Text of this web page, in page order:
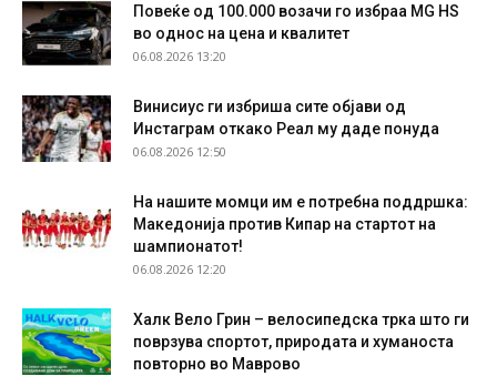
Повеќе од 100.000 возачи го избраа MG HS
во однос на цена и квалитет
06.08.2026 13:20
Винисиус ги избриша сите објави од
Инстаграм откако Реал му даде понуда
06.08.2026 12:50
На нашите момци им е потребна поддршка:
Македонија против Кипар на стартот на
шампионатот!
06.08.2026 12:20
Халк Вело Грин – велосипедска трка што ги
поврзува спортот, природата и хуманоста
повторно во Маврово